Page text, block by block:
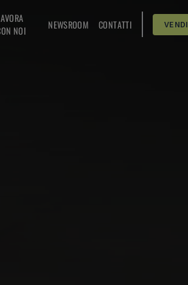
NOI
NEWSROOM CONTATTI VENDI